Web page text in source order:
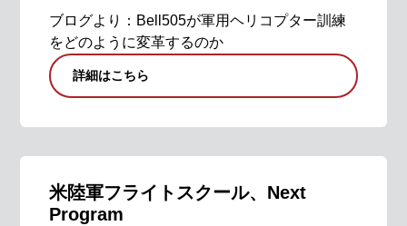
ブログより：Bell505が軍用ヘリコプター訓練
をどのように変革するのか
詳細はこちら
米陸軍フライトスクール、Next
Program